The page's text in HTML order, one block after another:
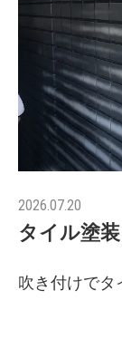
2026.07.20
タイル塗装
吹き付けでタ